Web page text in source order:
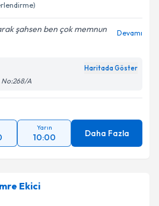
şahsen ben çok memnun
Devamı
Haritada Göster
No:268/A
Yarın
10:00 Daha Fazla
Ekici